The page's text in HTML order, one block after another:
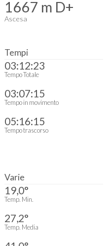
1667 m D+
Ascesa
Tempi
03:12:23
Tempo Totale
03:07:15
Tempo in movimento
05:16:15
Tempo trascorso
Varie
19,0°
Temp. Min.
27,2°
Temp. Media